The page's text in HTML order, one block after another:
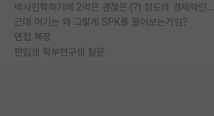
박사진학하기에 2억은 괜찮은 (?) 정도의 경제력인가요
근데 여기는 왜 그렇게 SPK를 물어보는거임?
면접 복장
편입생 학부연구생 질문